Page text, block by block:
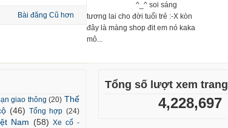
Bài đăng Cũ hơn
^_^ soi sáng
tương lai cho đời tuổi trẻ :-X kòn
đây là màng shop đit em nó kaka
mô...
giao thông (20) Thế
(46) Tổng hợp (24)
Nam (58) Xe cổ -
Tổng số lượt xem trang
4,228,697